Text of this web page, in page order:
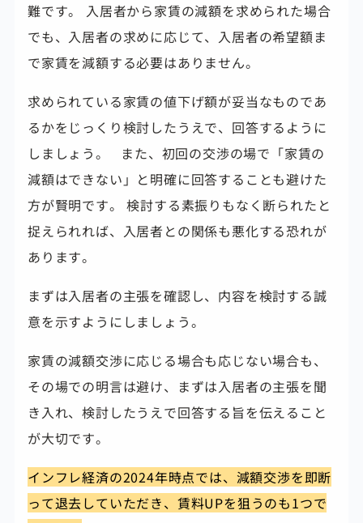
難です。
入居者から家賃の減額を求められた場合
でも、入居者の求めに応じて、入居者の希望額ま
で家賃を減額する必要はありません。
求められている家賃の値下げ額が妥当なものであ
るかをじっくり検討したうえで、回答するように
しましょう。 また、初回の交渉の場で「家賃の
減額はできない」と明確に回答することも避けた
方が賢明です。 検討する素振りもなく断られたと
捉えられれば、 入居者との関係も悪化する恐れが
あります。
まずは入居者の主張を確認し、内容を検討する誠
意を示すようにしましょう。
家賃の減額交渉に応じる場合も応じない場合も、
その場での明言は避け、まずは入居者の主張を聞
き入れ、検討したうえで回答する旨を伝えること
が大切です。
インフレ経済の2024年時点では、減額交渉を即断
って退去していただき、賃料UPを狙うのも1つで